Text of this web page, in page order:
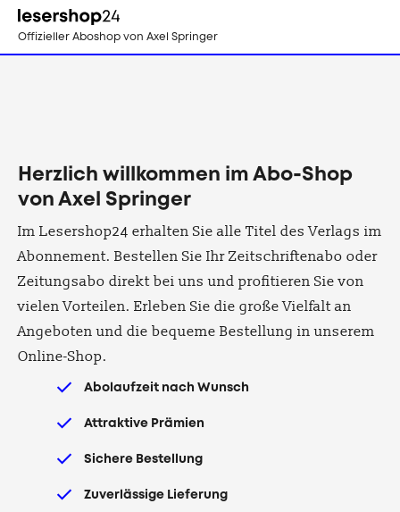
Direkt
zum
Inhalt
Offizieller Aboshop von Axel Springer
Herzlich willkommen im Abo-Shop
von Axel Springer
Im Lesershop24 erhalten Sie alle Titel des Verlags im
Abonnement. Bestellen Sie Ihr Zeitschriftenabo oder
Zeitungsabo direkt bei uns und profitieren Sie von
vielen Vorteilen. Erleben Sie die große Vielfalt an
Angeboten und die bequeme Bestellung in unserem
Online-Shop.
Abolaufzeit nach Wunsch
Attraktive Prämien
Sichere Bestellung
Zuverlässige Lieferung